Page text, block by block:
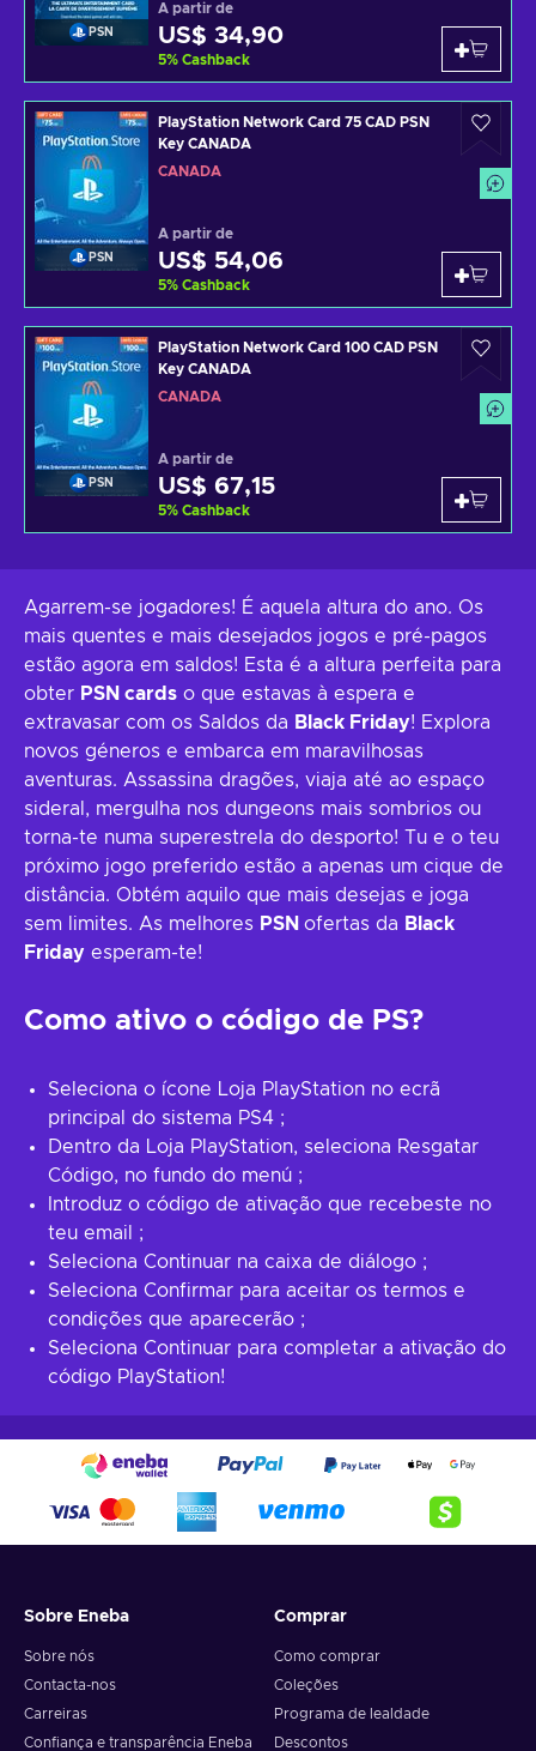
PSN
A partir de
US$ 34,90
5% Cashback
PSN
PlayStation Network Card 75 CAD PSN
Key CANADA
CANADÁ
A partir de
US$ 54,06
5% Cashback
PSN
PlayStation Network Card 100 CAD PSN
Key CANADA
CANADÁ
A partir de
US$ 67,15
5% Cashback
Agarrem-se jogadores! É aquela altura do ano. Os
mais quentes e mais desejados jogos e pré-pagos
estão agora em saldos! Esta é a altura perfeita para
obter PSN cards o que estavas à espera e
extravasar com os Saldos da Black Friday! Explora
novos géneros e embarca em maravilhosas
aventuras. Assassina dragões, viaja até ao espaço
sideral, mergulha nos dungeons mais sombrios ou
torna-te numa superestrela do desporto! Tu e o teu
próximo jogo preferido estão a apenas um cique de
distância. Obtém aquilo que mais desejas e joga
sem limites. As melhores PSN ofertas da Black
Friday esperam-te!
Como ativo o código de PS?
Seleciona o ícone Loja PlayStation no ecrã
principal do sistema PS4 ;
Dentro da Loja PlayStation, seleciona Resgatar
Código, no fundo do menú ;
Introduz o código de ativação que recebeste no
teu email ;
Seleciona Continuar na caixa de diálogo ;
Seleciona Confirmar para aceitar os termos e
condições que aparecerão ;
Seleciona Continuar para completar a ativação do
código PlayStation!
Sobre Eneba
Sobre nós
Contacta-nos
Carreiras
Confiança e transparência Eneba
Comprar
Como comprar
Coleções
Programa de lealdade
Descontos